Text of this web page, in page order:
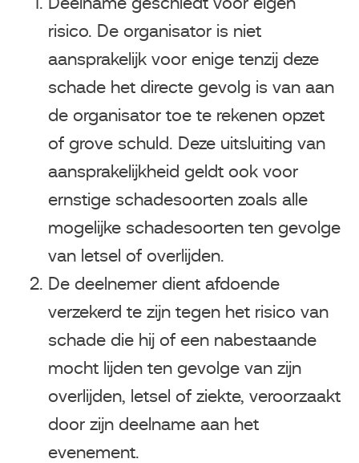
risico. De organisator is niet
aansprakelijk voor enige tenzij deze
schade het directe gevolg is van aan
de organisator toe te rekenen opzet
of grove schuld. Deze uitsluiting van
aansprakelijkheid geldt ook voor
ernstige schadesoorten zoals alle
mogelijke schadesoorten ten gevolge
van letsel of overlijden.
De deelnemer dient afdoende
verzekerd te zijn tegen het risico van
schade die hij of een nabestaande
mocht lijden ten gevolge van zijn
overlijden, letsel of ziekte, veroorzaakt
door zijn deelname aan het
evenement.